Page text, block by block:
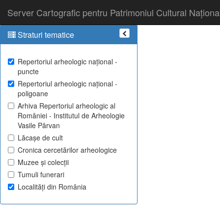
Server Cartografic pentru Patrimoniul Cultural
Straturi tematice
Repertoriul arheologic național -
puncte
Repertoriul arheologic național -
poligoane
Arhiva Repertoriul arheologic al
României - Institutul de Arheologie
Vasile Pârvan
Lăcașe de cult
Cronica cercetărilor arheologice
Muzee și colecții
Tumuli funerari
Localități din România